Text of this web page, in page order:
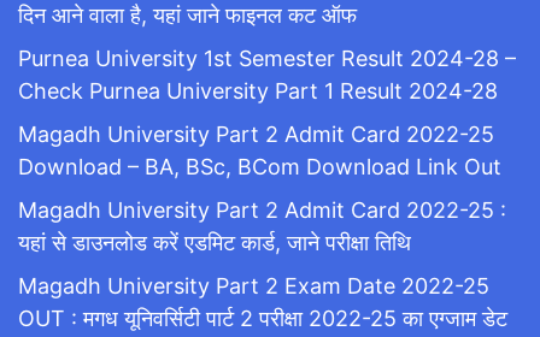
दिन आने वाला है, यहां जाने फाइनल कट ऑफ
Purnea University 1st Semester Result 2024-28 –
Check Purnea University Part 1 Result 2024-28
Magadh University Part 2 Admit Card 2022-25
Download – BA, BSc, BCom Download Link Out
Magadh University Part 2 Admit Card 2022-25 :
यहां से डाउनलोड करें एडमिट कार्ड, जाने परीक्षा तिथि
Magadh University Part 2 Exam Date 2022-25
OUT : मगध यूनिवर्सिटी पार्ट 2 परीक्षा 2022-25 का एग्जाम डेट